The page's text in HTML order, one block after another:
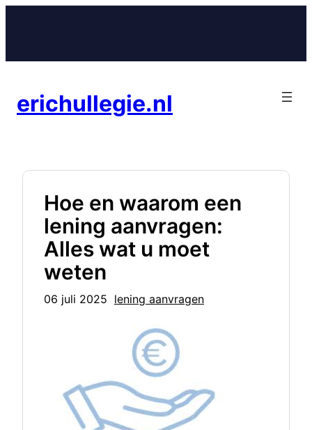
inhoud
erichullegie.nl
Hoe en waarom een
lening aanvragen:
Alles wat u moet
weten
06 juli 2025 lening aanvragen